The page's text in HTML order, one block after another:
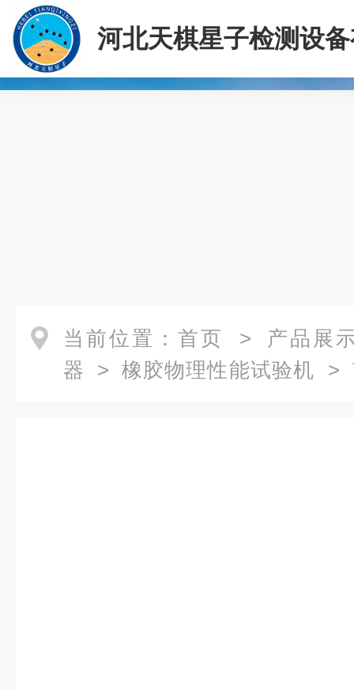
河北天棋星子检测设
当前位置： 首页 > 产品展
器 > 橡胶物理性能试验机 >